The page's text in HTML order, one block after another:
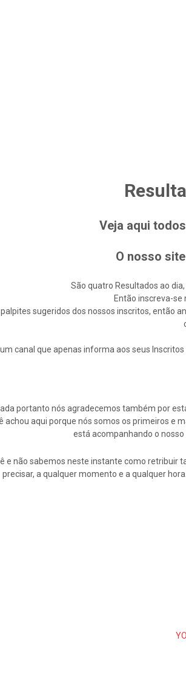
Veja aqui
O nosso
São quatro Resultados ao
Então inscreva-se
sugeridos dos nossos inscritos, então
um canal que apenas informa aos seus
portanto nós agradecemos também por
achou aqui porque nós somos os primeiros
está acompanhando o
e não sabemos neste instante como retribuir
precisar, a qualquer momento e a qualquer